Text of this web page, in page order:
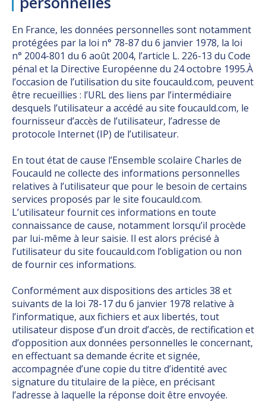
En France, les données personnelles sont notamment
protégées par la loi n° 78-87 du 6 janvier 1978, la loi
n° 2004-801 du 6 août 2004, l’article L. 226-13 du Code
pénal et la Directive Européenne du 24 octobre 1995.À
l’occasion de l’utilisation du site foucauld.com, peuvent
être recueillies : l’URL des liens par l’intermédiaire
desquels l’utilisateur a accédé au site foucauld.com, le
fournisseur d’accès de l’utilisateur, l’adresse de
protocole Internet (IP) de l’utilisateur.
En tout état de cause l’Ensemble scolaire Charles de
Foucauld ne collecte des informations personnelles
relatives à l’utilisateur que pour le besoin de certains
services proposés par le site foucauld.com.
L’utilisateur fournit ces informations en toute
connaissance de cause, notamment lorsqu’il procède
par lui-même à leur saisie. Il est alors précisé à
l’utilisateur du site foucauld.com l’obligation ou non
de fournir ces informations.
Conformément aux dispositions des articles 38 et
suivants de la loi 78-17 du 6 janvier 1978 relative à
l’informatique, aux fichiers et aux libertés, tout
utilisateur dispose d’un droit d’accès, de rectification et
d’opposition aux données personnelles le concernant,
en effectuant sa demande écrite et signée,
accompagnée d’une copie du titre d’identité avec
signature du titulaire de la pièce, en précisant
l’adresse à laquelle la réponse doit être envoyée.